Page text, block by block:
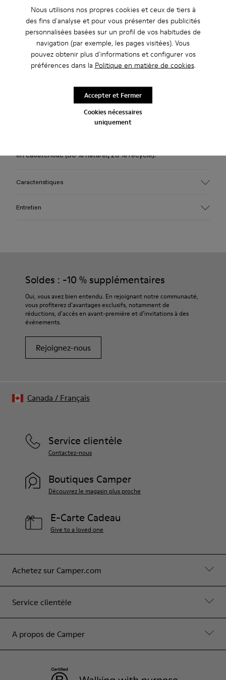
Nous utilisons nos propres cookies et ceux de tiers à
des fins d'analyse et pour vous présenter des publicités
personnalisées basées sur un profil de vos habitudes de
navigation (par exemple, les pages visitées). Vous
pouvez obtenir plus d'informations et configurer vos
préférences dans la Politique en matière de cookies.
Cookies nécessaires
uniquement
Accepter et Fermer
Profitez de la livraison standard et en boutique gratuite pour
les achats de plus de 45CAD.
Nous n’acceptons pas de retour pour les produits de cette
promotion.
en caoutchouc (30 % naturel, 20 % recyclé).
Caracteristiques
- Semelle intérieure OrthoLite® Recycled™
72 % cuir 28 % textile (45 % polyester recyclé - 35 % coton
recyclé - 20 % viscose)
Entretien
durabilité accrue de vos chaussures.
Pour obtenir des instructions détaillées sur l’entretien de
votre paire de chaussures, consultez notreguide d’entretien
Soldes : -10 % supplémentaires
Oui, vous avez bien entendu. En rejoignant notre communauté,
vous profiterez d’avantages exclusifs, notamment de
réductions, d’accès en avant-première et d’invitations à des
événements.
Rejoignez-nous
Achetez sur Camper.com
Service clientèle
A propos de Camper
Service clientèle
Contactez-nous
Boutiques Camper
Découvrez le magasin plus proche
E-Carte Cadeau
Give to a loved one
Canada / Français